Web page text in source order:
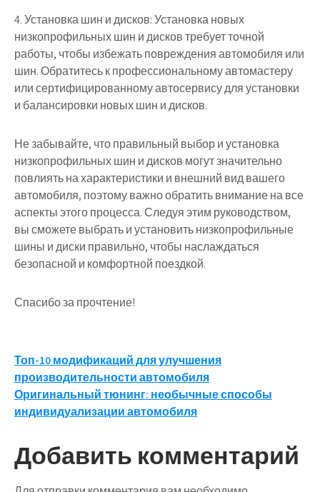
4. Установка шин и дисков: Установка новых
низкопрофильных шин и дисков требует точной
работы, чтобы избежать повреждения автомобиля или
шин. Обратитесь к профессиональному автомастеру
или сертифицированному автосервису для установки
и балансировки новых шин и дисков.
Не забывайте, что правильный выбор и установка
низкопрофильных шин и дисков могут значительно
повлиять на характеристики и внешний вид вашего
автомобиля, поэтому важно обратить внимание на все
аспекты этого процесса. Следуя этим руководством,
вы сможете выбрать и установить низкопрофильные
шины и диски правильно, чтобы наслаждаться
безопасной и комфортной поездкой.
Спасибо за прочтение!
Навигация
по
записям
Топ-10 модификаций для улучшения
производительности автомобиля
Оригинальный тюнинг: необычные способы
индивидуализации автомобиля
Добавить комментарий